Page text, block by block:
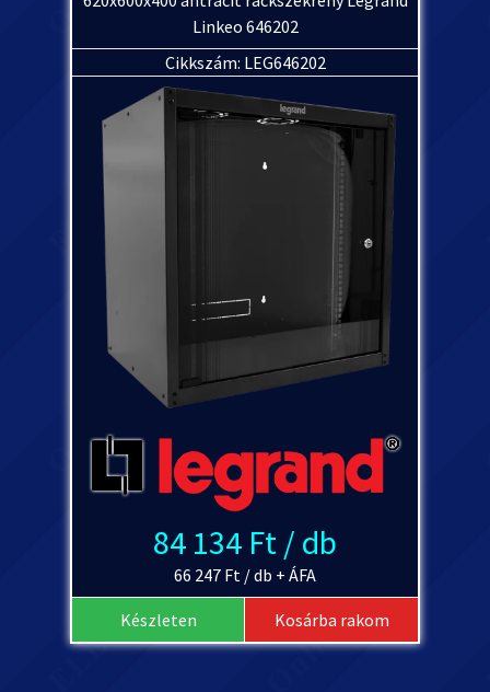
Linkeo 646202
Cikkszám: LEG646202
84 134 Ft / db
66 247 Ft / db + ÁFA
Készleten Kosárba rakom